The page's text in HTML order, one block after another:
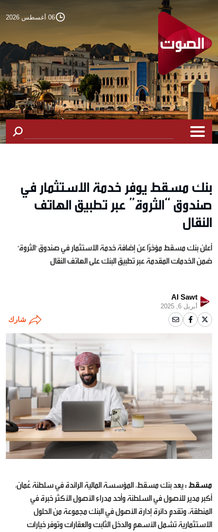
06 أغسطس 2026
بنك مسقط يوفر خدمة الاستثمار في
صندوق “الثروة” عبر تطبيق الهاتف
النقال
أعلن بنك مسقط مؤخرًا عن إضافة خدمة الاستثمار في صندوق "الثروة"
ضمن الخدمات المقدمة عبر تطبيق البنك على الهاتف النقال
Al Sawt
أبريل 6, 2025
شارك
مسقط :يعد بنك مسقط، المؤسسة المالية الرائدة في سلطنة عُمان،
أكبر مدير للأصول في السلطنة وأحد مدراء الأصول الأكثر خبرة في
المنطقة، وتقدم دائرة إدارة الأصول في البنك مجموعة من الحلول
الاستثمارية تشمل الأسهم والدخل الثابت والعقارات وتوفر خيارات